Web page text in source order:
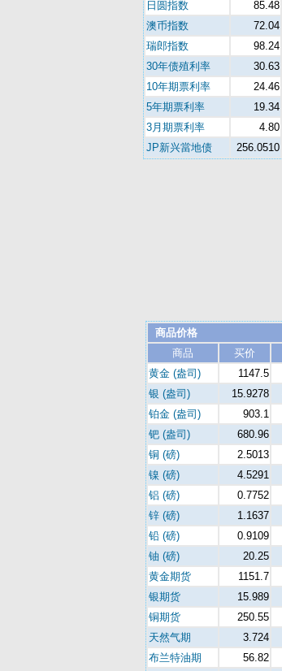
日圆指数
85.48
澳币指数
72.04
瑞郎指数
98.24
30年债殖利率
30.63
10年期票利率
24.46
5年期票利率
19.34
3月期票利率
4.80
JP新兴當地债
256.0510
商品价格
商品
买价
黄金 (盎司)
1147.5
银 (盎司)
15.9278
铂金 (盎司)
903.1
钯 (盎司)
680.96
铜 (磅)
2.5013
镍 (磅)
4.5291
铝 (磅)
0.7752
锌 (磅)
1.1637
铅 (磅)
0.9109
铀 (磅)
20.25
黄金期货
1151.7
银期货
15.989
铜期货
250.55
天然气期
3.724
布兰特油期
56.82